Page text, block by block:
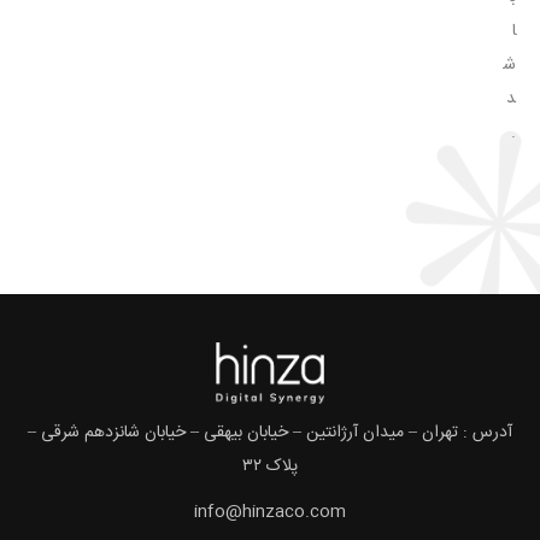
ا
ش
د
.
آدرس : تهران – میدان آرژانتین – خیابان بیهقی – خیابان شانزدهم شرقی –
پلاک ۳۲
info@hinzaco.com